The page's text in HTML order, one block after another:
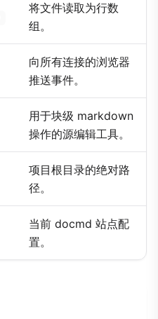
将文件读取为行数
组。
向所有连接的浏览器
推送事件。
用于块级 markdown
操作的源编辑工具。
项目根目录的绝对路
径。
当前 docmd 站点配
置。